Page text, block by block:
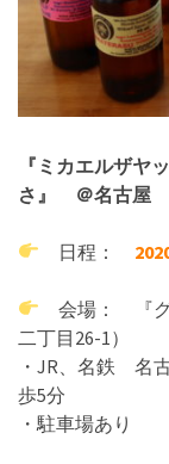
『ミカエルザ
さ』 ＠名古屋
日程：
会場： 『グ
二丁目26-1）
・JR、名鉄 名
歩5分
・駐車場あり